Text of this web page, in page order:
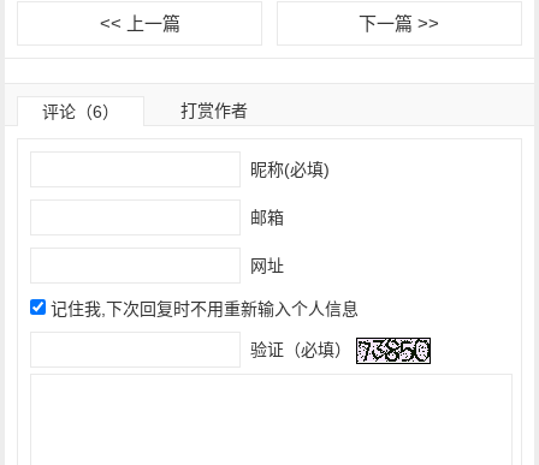
<< 上一篇 下一篇 >>
评论（6） 打赏作者
昵称(必填)
邮箱
网址
记住我,下次回复时不用重新输入个人信息
验证（必填）